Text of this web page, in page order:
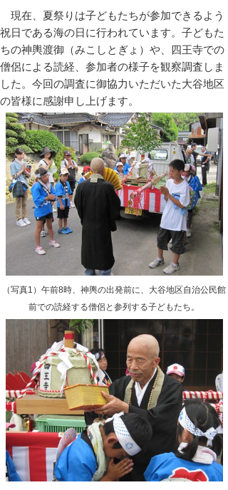
現在、夏祭りは子どもたちが参加できるよう
祝日である海の日に行われています。子どもた
ちの神輿渡御（みこしとぎょ）や、四王寺での
僧侶による読経、参加者の様子を観察調査しま
した。今回の調査に御協力いただいた大谷地区
の皆様に感謝申し上げます。
（写真1）午前8時、神輿の出発前に、大谷地区自治公民館
前での読経する僧侶と参列する子どもたち。